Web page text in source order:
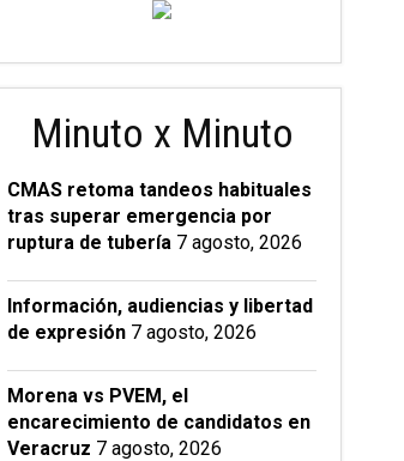
Minuto x Minuto
CMAS retoma tandeos habituales
tras superar emergencia por
ruptura de tubería 7 agosto, 2026
Información, audiencias y libertad
de expresión 7 agosto, 2026
Morena vs PVEM, el
encarecimiento de candidatos en
Veracruz 7 agosto, 2026